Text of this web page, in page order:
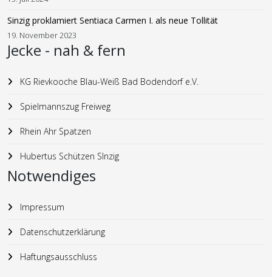
Sinzig proklamiert Sentiaca Carmen I. als neue Tollität
19. November 2023
Jecke - nah & fern
KG Rievkooche Blau-Weiß Bad Bodendorf e.V.
Spielmannszug Freiweg
Rhein Ahr Spatzen
Hubertus Schützen SInzig
Notwendiges
Impressum
Datenschutzerklärung
Haftungsausschluss